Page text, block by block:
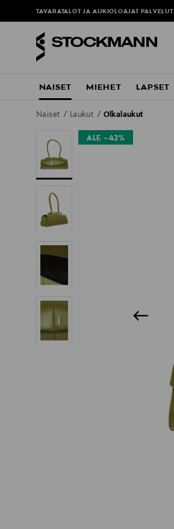
TAVARATALOT JA AUKIOLOAJAT PALVELUT
NAISET MIEHET LAPSET
Naiset Laukut Olkalaukut
ALE –42%